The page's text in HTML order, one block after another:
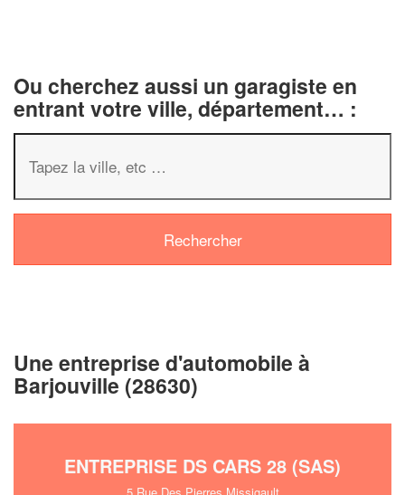
Ou cherchez aussi un garagiste en
entrant votre ville, département… :
Une entreprise d'automobile à
Barjouville (28630)
ENTREPRISE DS CARS 28 (SAS)
✕
Vous êtes un
professionnel ?
nouveaux clients!